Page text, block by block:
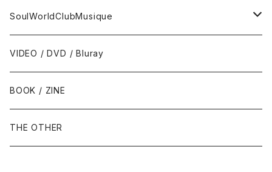
トロンボーン - Trombone
フルート/クラリネット - Flute / Clarinet
ヴァイヴ/オルガン - Vibraphone/organ
ギター・ベース・ドラム - g / b / ds
FOLK / SSW
COUNTRY / BLUEGRASS
HILLBILLY / ROCKABILLY / R&R
70s-moderns POPS
にほんのポップス
アイドル
ニューミュージック / にほんのフォーク
にほんのロック
CLASSIC
サウンド・トラック/映画音楽 - SOUNDTRACKS
にほんのテレビ主題歌・テーマ
COMEDY / SPOKEN WORD / READING
NOVELTY / SABPM
SoulWorldClubMusique
SOUL / FUNK
BLUES
GOSPEL / CCM
VIDEO / DVD / Bluray
BOOK / ZINE
THE OTHER